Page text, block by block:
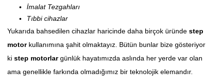
İmalat Tezgahları
Tıbbi cihazlar
Yukarıda bahsedilen cihazlar haricinde daha birçok üründe step
motorkullanımına şahit olmaktayız. Bütün bunlar bize gösteriyor
ki step motorlargünlük hayatımızda aslında her yerde var olan
ama genellikle farkında olmadığımız bir teknolojik elemandır.